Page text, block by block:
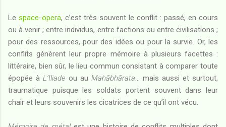
Le space-opera, c’est très souvent le conflit : passé, en cours
ou à venir ; entre individus, entre factions ou entre civilisations ;
pour des ressources, pour des idées ou pour la survie. Or, les
conflits génèrent leur propre mémoire à plusieurs facettes :
littéraire, bien sûr, le lieu commun consistant à comparer toute
épopée à L’Iliade ou au Mahābhārata … mais aussi et surtout,
traumatique puisque les soldats portent souvent dans leur
chair et leurs souvenirs les cicatrices de ce qu’il ont vécu.